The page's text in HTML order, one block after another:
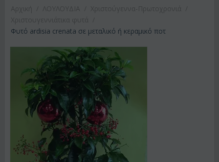
Φυτό ardisia crenata σε μεταλικό ή κεραμικό ποτ